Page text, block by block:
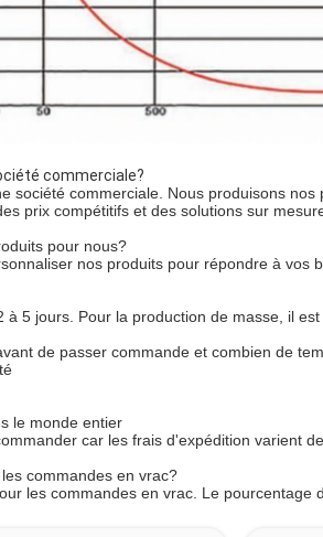
commerciale?
société commerciale. Nous produisons
prix compétitifs et des solutions sur
pour nous?
nos produits pour répondre à
5 jours. Pour la production de masse, il
de passer commande et combien de
le monde entier
car les frais d'expédition varient
commandes en vrac?
les commandes en vrac. Le